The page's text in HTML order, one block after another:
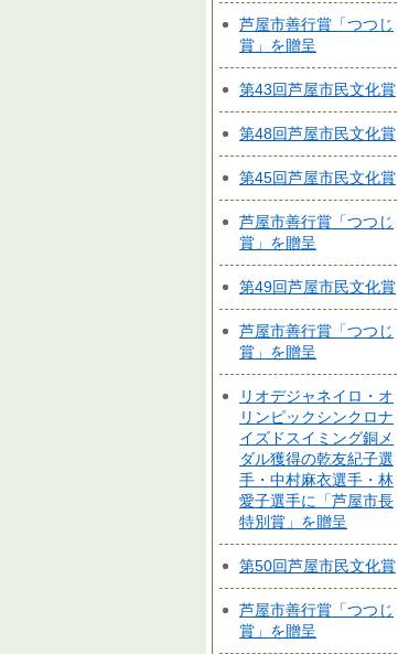
芦屋市善行賞「つつじ
賞」を贈呈
第43回芦屋市民文化賞
第48回芦屋市民文化賞
第45回芦屋市民文化賞
芦屋市善行賞「つつじ
賞」を贈呈
第49回芦屋市民文化賞
芦屋市善行賞「つつじ
賞」を贈呈
リオデジャネイロ・オ
リンピックシンクロナ
イズドスイミング銅メ
ダル獲得の乾友紀子選
手・中村麻衣選手・林
愛子選手に「芦屋市長
特別賞」を贈呈
第50回芦屋市民文化賞
芦屋市善行賞「つつじ
賞」を贈呈